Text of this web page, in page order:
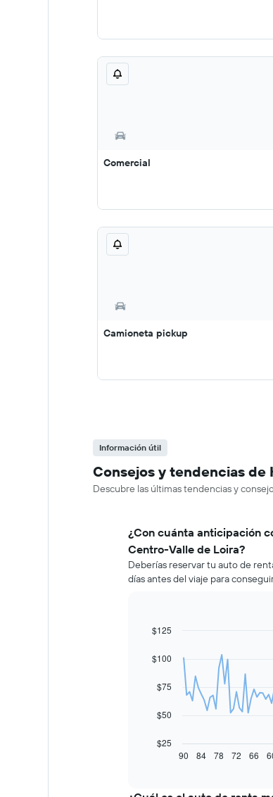
Comercial
Camioneta pickup
Información útil
Consejos y tendencias de
Descubre las últimas tendencias y
¿Con cuánta anticipación
Centro-Valle de Loira?
Deberías reservar tu auto de
días antes del viaje para
Line
91
points.
gráfico
muestra
el
Chart
$25
$50
$75
$100
$125
90 84 78 72 66